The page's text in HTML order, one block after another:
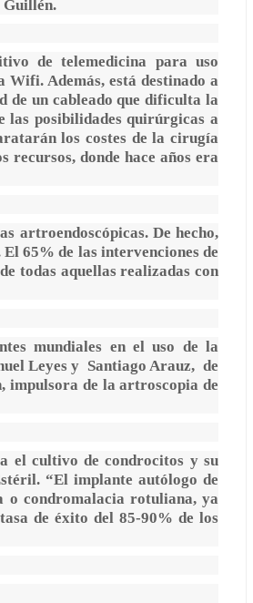
Guillén.
de telemedicina para uso
Además, está destinado a
de un cableado que dificulta la
las posibilidades quirúrgicas a
los costes de la cirugía
donde hace años era
artroendoscópicas. De hecho,
65% de las intervenciones de
todas aquellas realizadas con
mundiales en el uso de la
Leyes y Santiago Arauz, de
impulsora de la artroscopia de
el cultivo de condrocitos y su
“El implante autólogo de
o condromalacia rotuliana, ya
de éxito del 85-90% de los